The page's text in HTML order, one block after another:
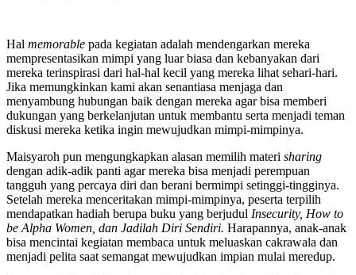
Hal memorable pada kegiatan adalah mendengarkan mereka
mempresentasikan mimpi yang luar biasa dan kebanyakan dari
mereka terinspirasi dari hal-hal kecil yang mereka lihat sehari-hari.
Jika memungkinkan kami akan senantiasa menjaga dan
menyambung hubungan baik dengan mereka agar bisa memberi
dukungan yang berkelanjutan untuk membantu serta menjadi teman
diskusi mereka ketika ingin mewujudkan mimpi-mimpinya.
Maisyaroh pun mengungkapkan alasan memilih materi sharing
dengan adik-adik panti agar mereka bisa menjadi perempuan
tangguh yang percaya diri dan berani bermimpi setinggi-tingginya.
Setelah mereka menceritakan mimpi-mimpinya, peserta terpilih
mendapatkan hadiah berupa buku yang berjudul Insecurity, How to
be Alpha Women, dan Jadilah Diri Sendiri. Harapannya, anak-anak
bisa mencintai kegiatan membaca untuk meluaskan cakrawala dan
menjadi pelita saat semangat mewujudkan impian mulai meredup.